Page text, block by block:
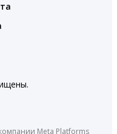
Meta Platforms